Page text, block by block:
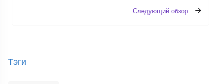
Следующий обзор
Тэги